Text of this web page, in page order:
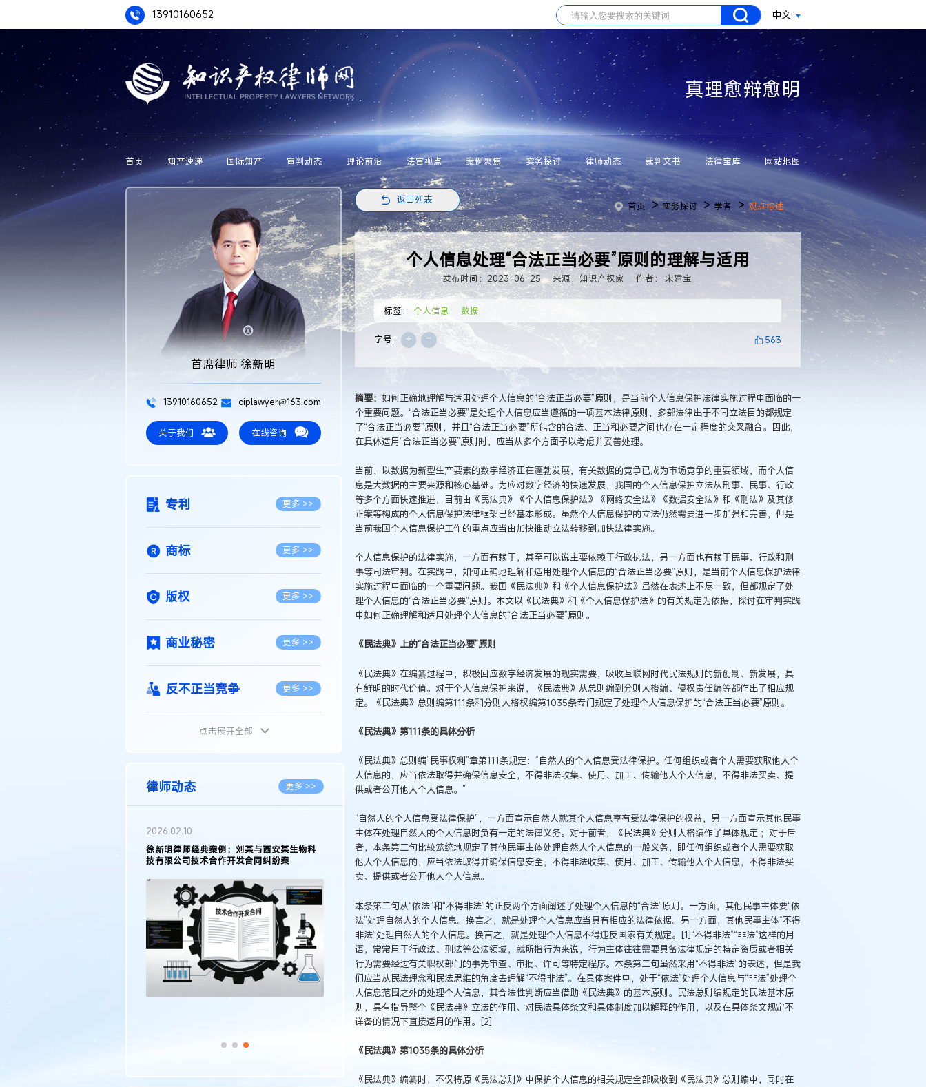
13910160652 中文
真理愈辩愈明
首页 知产速递 国际知产 审判动态 理论前沿 法官视点 案例聚焦 实务探讨 律师动态 裁判文书 法律宝库 网站地图
首席律师 徐新明
13910160652 ciplawyer@163.com
关于我们 在线咨询
专利 更多 >>
商标 更多 >>
版权 更多 >>
商业秘密 更多 >>
反不正当竞争 更多 >>
植物新品种
地理标志 更多 >>
集成电路布图设计
传统文化 更多 >>
点击展开全部
律师动态 更多 >>
2026.05.11
徐新明律师接受《天津日报》采访：解读
2025年度天津市专利行政保护案例
2026.03.09
著名知识产权律师徐新明接受《中国经营
报》采访：技术革新下知识产权保护面临新
挑战与应对策略
2026.02.10
徐新明律师经典案例：刘某与西安某生物科
技有限公司技术合作开发合同纠纷案
返回列表
首页 >实务探讨 >学者 >观点综述
个人信息处理“合法正当必要”原则的理解与适用
发布时间：2023-06-25 来源：知识产权家 作者： 宋建宝
标签： 个人信息 数据
字号: + - 563
摘要： 如何正确地理解与适用处理个人信息的“合法正当必要”原则，是当前个人信息保护法律实施过程中面临的一
个重要问题。“合法正当必要”是处理个人信息应当遵循的一项基本法律原则，多部法律出于不同立法目的都规定
了“合法正当必要”原则，并且“合法正当必要”所包含的合法、正当和必要之间也存在一定程度的交叉融合。因此，
在具体适用“合法正当必要”原则时，应当从多个方面予以考虑并妥善处理。
当前，以数据为新型生产要素的数字经济正在蓬勃发展，有关数据的竞争已成为市场竞争的重要领域，而个人信
息是大数据的主要来源和核心基础。为应对数字经济的快速发展，我国的个人信息保护立法从刑事、民事、行政
等多个方面快速推进，目前由《民法典》《个人信息保护法》《网络安全法》《数据安全法》和《刑法》及其修
正案等构成的个人信息保护法律框架已经基本形成。虽然个人信息保护的立法仍然需要进一步加强和完善，但是
当前我国个人信息保护工作的重点应当由加快推动立法转移到加快法律实施。
个人信息保护的法律实施，一方面有赖于，甚至可以说主要依赖于行政执法，另一方面也有赖于民事、行政和刑
事等司法审判。在实践中，如何正确地理解和适用处理个人信息的“合法正当必要”原则，是当前个人信息保护法律
实施过程中面临的一个重要问题。我国《民法典》和《个人信息保护法》虽然在表述上不尽一致，但都规定了处
理个人信息的“合法正当必要”原则。本文以《民法典》和《个人信息保护法》的有关规定为依据，探讨在审判实践
中如何正确理解和适用处理个人信息的“合法正当必要”原则。
《民法典》上的“合法正当必要”原则
《民法典》在编纂过程中，积极回应数字经济发展的现实需要，吸收互联网时代民法规则的新创制、新发展，具
有鲜明的时代价值。对于个人信息保护来说，《民法典》从总则编到分则人格编、侵权责任编等都作出了相应规
定。《民法典》总则编第111条和分则人格权编第1035条专门规定了处理个人信息保护的“合法正当必要”原则。
《民法典》第111条的具体分析
《民法典》总则编“民事权利”章第111条规定：“自然人的个人信息受法律保护。任何组织或者个人需要获取他人个
人信息的，应当依法取得并确保信息安全，不得非法收集、使用、加工、传输他人个人信息，不得非法买卖、提
供或者公开他人个人信息。”
“自然人的个人信息受法律保护”，一方面宣示自然人就其个人信息享有受法律保护的权益，另一方面宣示其他民事
主体在处理自然人的个人信息时负有一定的法律义务。对于前者，《民法典》分则人格编作了具体规定 ；对于后
者，本条第二句比较笼统地规定了其他民事主体处理自然人个人信息的一般义务，即任何组织或者个人需要获取
他人个人信息的，应当依法取得并确保信息安全，不得非法收集、使用、加工、传输他人个人信息，不得非法买
卖、提供或者公开他人个人信息。
本条第二句从“依法”和“不得非法”的正反两个方面阐述了处理个人信息的“合法”原则。一方面，其他民事主体要“依
法”处理自然人的个人信息。换言之，就是处理个人信息应当具有相应的法律依据。另一方面，其他民事主体“不得
非法”处理自然人的个人信息。换言之，就是处理个人信息不得违反国家有关规定。[1]“不得非法”“非法”这样的用
语，常常用于行政法、刑法等公法领域，就所指行为来说，行为主体往往需要具备法律规定的特定资质或者相关
行为需要经过有关职权部门的事先审查、审批、许可等特定程序。本条第二句虽然采用“不得非法”的表述，但是我
们应当从民法理念和民法思维的角度去理解“不得非法”。在具体案件中，处于“依法”处理个人信息与“非法”处理个
人信息范围之外的处理个人信息，其合法性判断应当借助《民法典》的基本原则。民法总则编规定的民法基本原
则，具有指导整个《民法典》立法的作用、对民法具体条文和具体制度加以解释的作用，以及在具体条文规定不
详备的情况下直接适用的作用。[2]
《民法典》第1035条的具体分析
《民法典》编纂时，不仅将原《民法总则》中保护个人信息的相关规定全部吸收到《民法典》总则编中，同时在